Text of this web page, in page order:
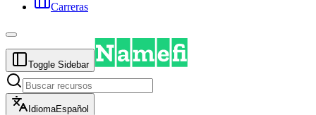
Carreras
Toggle Sidebar
IdiomaEspañol